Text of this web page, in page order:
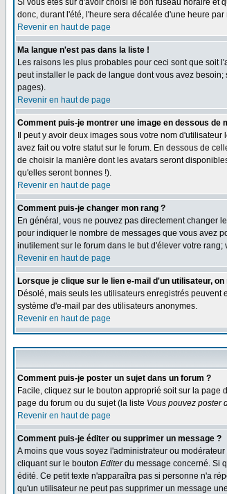
Si vous êtes sûr d'avoir choisi le bon fuseau horaire et
donc, durant l'été, l'heure sera décalée d'une heure
Revenir en haut de page
Ma langue n'est pas dans la liste !
Les raisons les plus probables pour ceci sont que soit
peut installer le pack de langue dont vous avez
pages).
Revenir en haut de page
Comment puis-je montrer une image en dessous de
Il peut y avoir deux images sous votre nom
avez fait ou votre statut sur le forum. En dessous de
de choisir la manière dont les avatars seront
qu'elles seront bonnes !).
Revenir en haut de page
Comment puis-je changer mon rang ?
En général, vous ne pouvez pas directement changer
pour indiquer le nombre de messages que vous avez
inutilement sur le forum dans le but d'élever votre
Revenir en haut de page
Lorsque je clique sur le lien e-mail d'un utilisateur,
Désolé, mais seuls les utilisateurs enregistrés
système d'e-mail par des utilisateurs anonymes.
Revenir en haut de page
Comment puis-je poster un sujet dans un forum ?
Facile, cliquez sur le bouton approprié soit sur la
page du forum ou du sujet (la liste Vous pouvez poster
Revenir en haut de page
Comment puis-je éditer ou supprimer un message ?
A moins que vous soyez l'administrateur ou
cliquant sur le bouton Editerdu message concerné. Si
édité. Ce petit texte n'apparaîtra pas si personne n'a
qu'un utilisateur ne peut pas supprimer un message